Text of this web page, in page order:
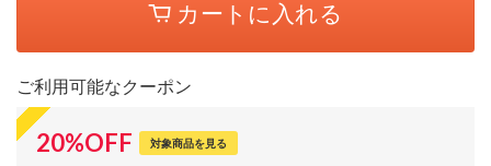
カートに入れる
ご利用可能なクーポン
20%OFF 対象商品を見る